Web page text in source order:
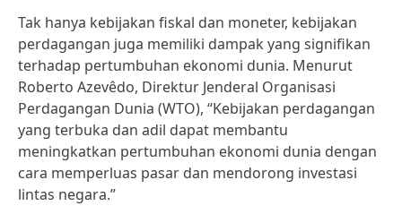
Tak hanya kebijakan fiskal dan moneter, kebijakan
perdagangan juga memiliki dampak yang signifikan
terhadap pertumbuhan ekonomi dunia. Menurut
Roberto Azevêdo, Direktur Jenderal Organisasi
Perdagangan Dunia (WTO), “Kebijakan perdagangan
yang terbuka dan adil dapat membantu
meningkatkan pertumbuhan ekonomi dunia dengan
cara memperluas pasar dan mendorong investasi
lintas negara.”